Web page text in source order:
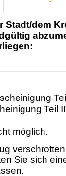
Stadt/dem
Teil
möglich.
Sie sich